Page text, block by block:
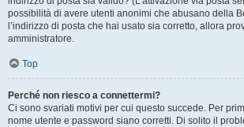
possibilità di avere utenti anonimi che abusano della
l’indirizzo di posta che hai usato sia corretto, allora
amministratore.
Top
Perché non riesco a connettermi?
Ci sono svariati motivi per cui questo succede. Per
nome utente e password siano corretti. Di solito il